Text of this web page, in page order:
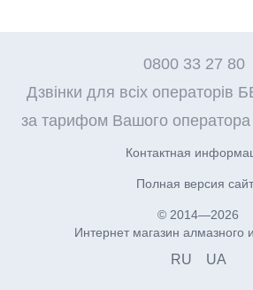
0800 33 27 80
Дзвінки для всіх
за тарифом Вашого оператора
Контактная
Полная версия
© 2014—2026
Интернет магазин алмазного
RU UA